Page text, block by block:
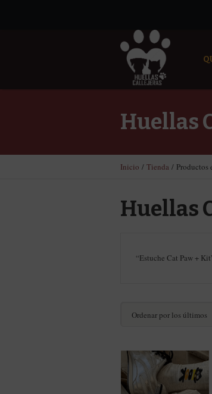
Huellas
Inicio / Tienda / Productos
Huellas
“Estuche Cat Paw +